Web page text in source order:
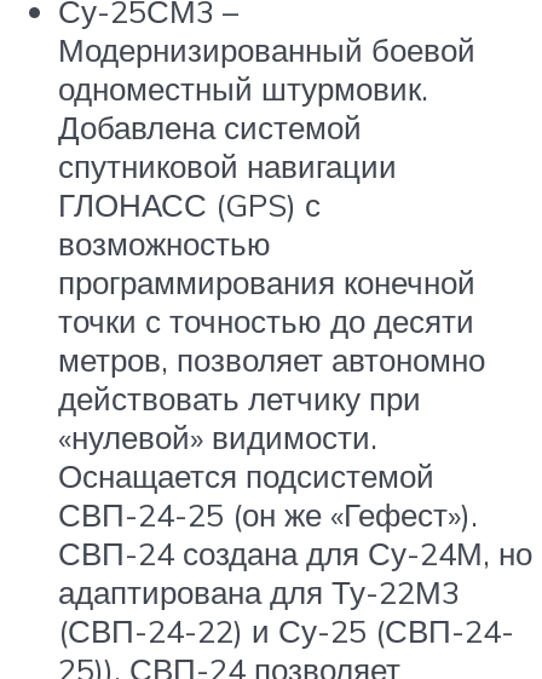
Су-25СМ3 –
Модернизированный боевой
одноместный штурмовик.
Добавлена системой
спутниковой навигации
ГЛОНАСС (GPS) с
возможностью
программирования конечной
точки с точностью до десяти
метров, позволяет автономно
действовать летчику при
«нулевой» видимости.
Оснащается подсистемой
СВП-24-25 (он же «Гефест»).
СВП-24 создана для Су-24М, но
адаптирована для Ту-22М3
(СВП-24-22) и Су-25 (СВП-24-
25)). СВП-24 позволяет